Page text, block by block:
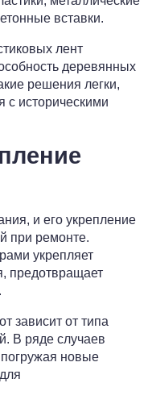
вставки.
лент
деревянных
решения легки,
с историческими
и его укрепление
при ремонте.
укрепляет
предотвращает
зависит от типа
В ряде случаев
новые